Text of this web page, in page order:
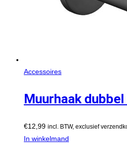
Accessoires
Muurhaak
€12,99 incl. BTW, exclusief
In winkelmand